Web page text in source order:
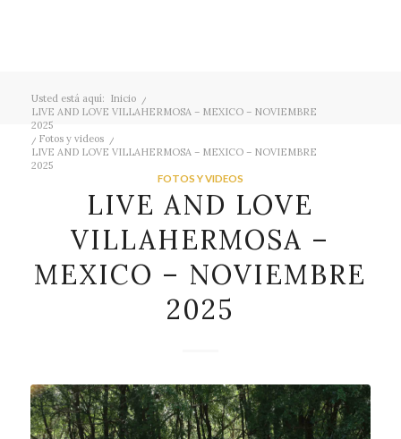
Usted está aquí: Inicio
/
LIVE AND LOVE VILLAHERMOSA – MEXICO – NOVIEMBRE
2025
/ Fotos y videos
/
LIVE AND LOVE VILLAHERMOSA – MEXICO – NOVIEMBRE
2025
FOTOS Y VIDEOS
LIVE AND LOVE
VILLAHERMOSA –
MEXICO – NOVIEMBRE
2025